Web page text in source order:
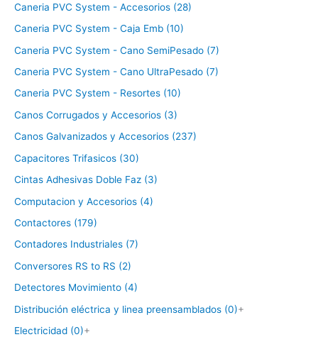
Caneria PVC System - Accesorios (28)
Caneria PVC System - Caja Emb (10)
Caneria PVC System - Cano SemiPesado (7)
Caneria PVC System - Cano UltraPesado (7)
Caneria PVC System - Resortes (10)
Canos Corrugados y Accesorios (3)
Canos Galvanizados y Accesorios (237)
Capacitores Trifasicos (30)
Cintas Adhesivas Doble Faz (3)
Computacion y Accesorios (4)
Contactores (179)
Contadores Industriales (7)
Conversores RS to RS (2)
Detectores Movimiento (4)
Distribución eléctrica y linea preensamblados (0)+
Electricidad (0)+